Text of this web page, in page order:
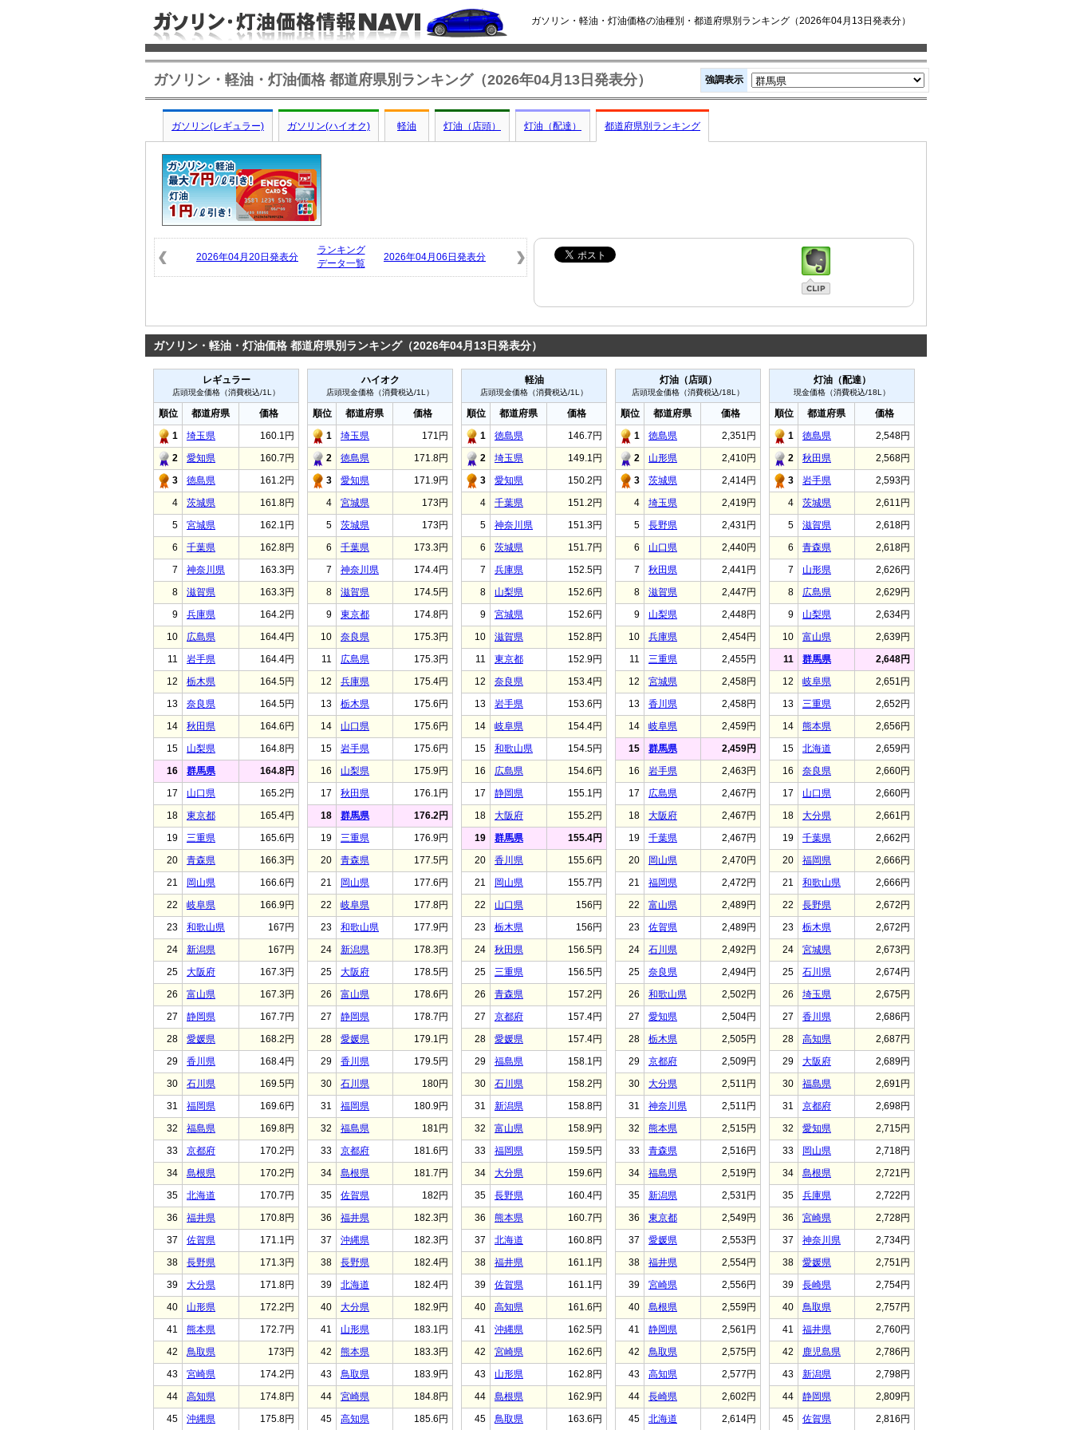
ガソリン・軽油・灯油価格の油種別・都道府県別ランキング（2026年04月13日発表分）
ガソリン・軽油・灯油価格 都道府県別ランキング（2026年04月13日発表分）
ガソリン(レギュラー) ガソリン(ハイオク) 軽油 灯油（店頭） 灯油（配達） 都道府県別ランキング
強調表示
2026年04月20日発表分
ランキング
データ一覧
2026年04月06日発表分
ガソリン・軽油・灯油価格 都道府県別ランキング（2026年04月13日発表分）
レギュラー
店頭現金価格（消費税込/1L）
順位 都道府県
価格
1
埼玉県
160.1円
2
愛知県
160.7円
3
徳島県
161.2円
4
茨城県
161.8円
5
宮城県
162.1円
6
千葉県
162.8円
7
神奈川県
163.3円
8
滋賀県
163.3円
9
兵庫県
164.2円
10
広島県
164.4円
11
岩手県
164.4円
12
栃木県
164.5円
13
奈良県
164.5円
14
秋田県
164.6円
15
山梨県
164.8円
16
群馬県
164.8円
17
山口県
165.2円
18
東京都
165.4円
19
三重県
165.6円
20
青森県
166.3円
21
岡山県
166.6円
22
岐阜県
166.9円
23
和歌山県
167円
24
新潟県
167円
25
大阪府
167.3円
26
富山県
167.3円
27
静岡県
167.7円
28
愛媛県
168.2円
29
香川県
168.4円
30
石川県
169.5円
31
福岡県
169.6円
32
福島県
169.8円
33
京都府
170.2円
34
島根県
170.2円
35
北海道
170.7円
36
福井県
170.8円
37
佐賀県
171.1円
38
長野県
171.3円
39
大分県
171.8円
40
山形県
172.2円
41
熊本県
172.7円
42
鳥取県
173円
43
宮崎県
174.2円
44
高知県
174.8円
45
沖縄県 175.8円
ハイオク
店頭現金価格（消費税込/1L）
順位 都道府県
価格
1
埼玉県
171円
2
徳島県
171.8円
3
愛知県
171.9円
4
宮城県
173円
5
茨城県
173円
6
千葉県
173.3円
7
神奈川県
174.4円
8
滋賀県
174.5円
9
東京都
174.8円
10
奈良県
175.3円
11
広島県
175.3円
12
兵庫県
175.4円
13
栃木県
175.6円
14
山口県
175.6円
15
岩手県
175.6円
16
山梨県
175.9円
17
秋田県
176.1円
18
群馬県
176.2円
19
三重県
176.9円
20
青森県
177.5円
21
岡山県
177.6円
22
岐阜県
177.8円
23
和歌山県
177.9円
24
新潟県
178.3円
25
大阪府
178.5円
26
富山県
178.6円
27
静岡県
178.7円
28
愛媛県
179.1円
29
香川県
179.5円
30
石川県
180円
31
福岡県
180.9円
32
福島県
181円
33
京都府
181.6円
34
島根県
181.7円
35
佐賀県
182円
36
福井県
182.3円
37
沖縄県
182.3円
38
長野県
182.4円
39
北海道
182.4円
40
大分県
182.9円
41
山形県
183.1円
42
熊本県
183.3円
43
鳥取県
183.9円
44
宮崎県
184.8円
45
高知県 185.6円
軽油
店頭現金価格（消費税込/1L）
順位 都道府県
価格
1
徳島県
146.7円
2
埼玉県
149.1円
3
愛知県
150.2円
4
千葉県
151.2円
5
神奈川県
151.3円
6
茨城県
151.7円
7
兵庫県
152.5円
8
山梨県
152.6円
9
宮城県
152.6円
10
滋賀県
152.8円
11
東京都
152.9円
12
奈良県
153.4円
13
岩手県
153.6円
14
岐阜県
154.4円
15
和歌山県
154.5円
16
広島県
154.6円
17
静岡県
155.1円
18
大阪府
155.2円
19
群馬県
155.4円
20
香川県
155.6円
21
岡山県
155.7円
22
山口県
156円
23
栃木県
156円
24
秋田県
156.5円
25
三重県
156.5円
26
青森県
157.2円
27
京都府
157.4円
28
愛媛県
157.4円
29
福島県
158.1円
30
石川県
158.2円
31
新潟県
158.8円
32
富山県
158.9円
33
福岡県
159.5円
34
大分県
159.6円
35
長野県
160.4円
36
熊本県
160.7円
37
北海道
160.8円
38
福井県
161.1円
39
佐賀県
161.1円
40
高知県
161.6円
41
沖縄県
162.5円
42
宮崎県
162.6円
43
山形県
162.8円
44
島根県
162.9円
45
鳥取県 163.6円
灯油（店頭）
店頭現金価格（消費税込/18L）
順位 都道府県
価格
1
徳島県
2,351円
2
山形県
2,410円
3
茨城県
2,414円
4
埼玉県
2,419円
5
長野県
2,431円
6
山口県
2,440円
7
秋田県
2,441円
8
滋賀県
2,447円
9
山梨県
2,448円
10
兵庫県
2,454円
11
三重県
2,455円
12
宮城県
2,458円
13
香川県
2,458円
14
岐阜県
2,459円
15
群馬県
2,459円
16
岩手県
2,463円
17
広島県
2,467円
18
大阪府
2,467円
19
千葉県
2,467円
20
岡山県
2,470円
21
福岡県
2,472円
22
富山県
2,489円
23
佐賀県
2,489円
24
石川県
2,492円
25
奈良県
2,494円
26
和歌山県
2,502円
27
愛知県
2,504円
28
栃木県
2,505円
29
京都府
2,509円
30
大分県
2,511円
31
神奈川県
2,511円
32
熊本県
2,515円
33
青森県
2,516円
34
福島県
2,519円
35
新潟県
2,531円
36
東京都
2,549円
37
愛媛県
2,553円
38
福井県
2,554円
39
宮崎県
2,556円
40
島根県
2,559円
41
静岡県
2,561円
42
鳥取県
2,575円
43
高知県
2,577円
44
長崎県
2,602円
45
北海道 2,614円
灯油（配達）
現金価格（消費税込/18L）
順位 都道府県
価格
1
徳島県
2,548円
2
秋田県
2,568円
3
岩手県
2,593円
4
茨城県
2,611円
5
滋賀県
2,618円
6
青森県
2,618円
7
山形県
2,626円
8
広島県
2,629円
9
山梨県
2,634円
10
富山県
2,639円
11
群馬県
2,648円
12
岐阜県
2,651円
13
三重県
2,652円
14
熊本県
2,656円
15
北海道
2,659円
16
奈良県
2,660円
17
山口県
2,660円
18
大分県
2,661円
19
千葉県
2,662円
20
福岡県
2,666円
21
和歌山県
2,666円
22
長野県
2,672円
23
栃木県
2,672円
24
宮城県
2,673円
25
石川県
2,674円
26
埼玉県
2,675円
27
香川県
2,686円
28
高知県
2,687円
29
大阪府
2,689円
30
福島県
2,691円
31
京都府
2,698円
32
愛知県
2,715円
33
岡山県
2,718円
34
島根県
2,721円
35
兵庫県
2,722円
36
宮崎県
2,728円
37
神奈川県
2,734円
38
愛媛県
2,751円
39
長崎県
2,754円
40
鳥取県
2,757円
41
福井県
2,760円
42
鹿児島県
2,786円
43
新潟県
2,798円
44
静岡県
2,809円
45
佐賀県 2,816円